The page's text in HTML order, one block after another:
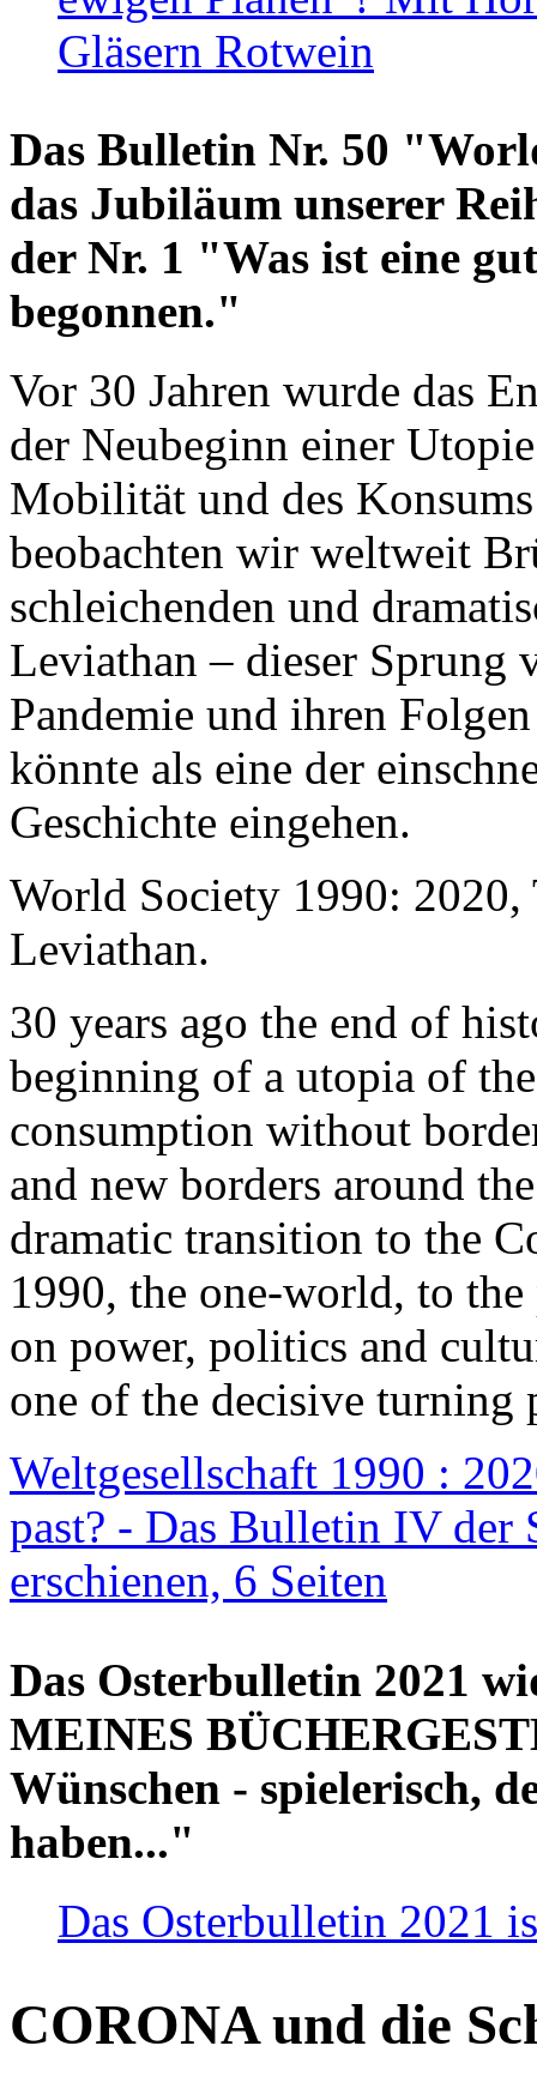
Gläsern Rotwein
Das Bulletin Nr. 50
das Jubiläum unserer
der Nr. 1 "Was ist eine
begonnen."
Vor 30 Jahren wurde das
der Neubeginn einer
Mobilität und des
beobachten wir weltweit
schleichenden und
Leviathan – dieser Sprung
Pandemie und ihren
könnte als eine der
Geschichte eingehen.
World Society 1990: 2020,
Leviathan.
30 years ago the end of
beginning of a utopia of
consumption without
and new borders around
dramatic transition to the
1990, the one-world, to the
on power, politics and
one of the decisive turning
Weltgesellschaft 1990 :
past? - Das Bulletin IV der
erschienen, 6 Seiten
Das Osterbulletin 2021
MEINES
Wünschen - spielerisch,
haben..."
Das Osterbulletin 2021
CORONA und die